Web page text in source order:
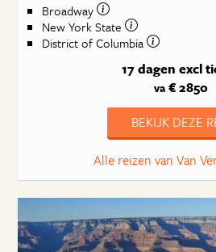
Broadway
New York State
District of Columbia
17 dagen excl
va€ 2850
BEKIJK DEZE
Alle reizen van Van